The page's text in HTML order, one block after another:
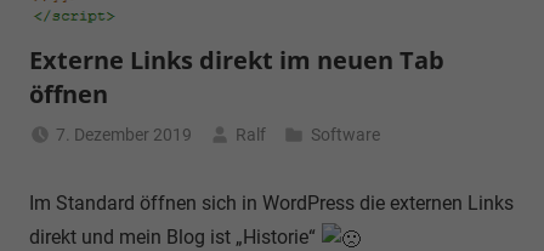
Externe Links direkt im neuen Tab
öffnen
7. Dezember 2019 Ralf Software
Im Standard öffnen sich in WordPress die externen Links
direkt und mein Blog ist „Historie“